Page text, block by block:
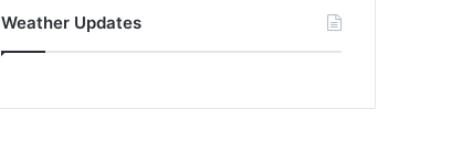
Weather Updates